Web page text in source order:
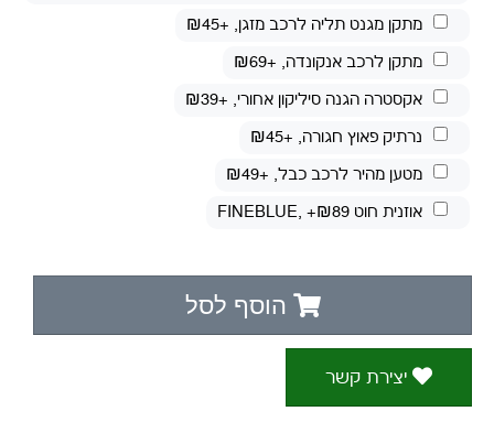
מתקן מגנט תליה לרכב מזגן, +₪45
מתקן לרכב אנקונדה, +₪69
אקסטרה הגנה סיליקון אחורי, +₪39
נרתיק פאוץ חגורה, +₪45
מטען מהיר לרכב כבל, +₪49
אוזנית חוט FINEBLUE , +₪89
הוסף לסל
יצירת קשר